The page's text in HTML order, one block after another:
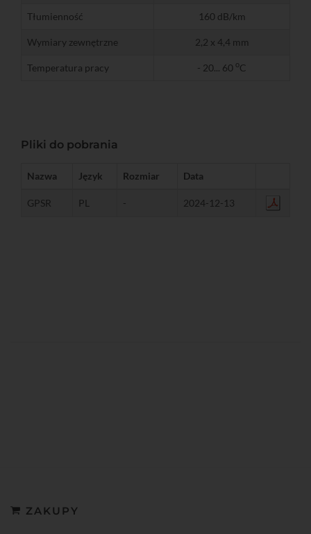
Tłumienność 160 dB/km
Wymiary zewnętrzne 2,2 x 4,4 mm
Temperatura pracy - 20... 60 oC
Pliki do pobrania
Nazwa Język Rozmiar Data
GPSR PL - 2024-12-13
ZAKUPY